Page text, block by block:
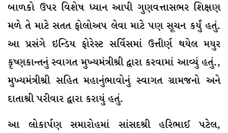
બાળકો ઉપર વિશેષ ધ્યાન આપી ગુણવત્તાસભર શિક્ષણ
મળે તે માટે સતત ફોલોઅપ લેવા માટે પણ સૂચન કર્યું હતું.
આ પ્રસંગે ઇન્ડિય ફોરેસ્ટ સર્વિસમાં ઉત્તીર્ણ થયેલ મયુર
કૃષ્ણકાન્તનું સ્વાગત મુખ્યમંત્રીશ્રી દ્વારા કરવામાં આવ્યું હતું.,
મુખ્યમંત્રીશ્રી સહિત મહાનુંભાવોનું સ્વાગત ગ્રામજનો અને
દાતાશ્રી પરીવાર દ્વારા કરાયું હતું.
આ લોકાર્પણ સમારોહમાં સાંસદશ્રી હરિભાઈ પટેલ,